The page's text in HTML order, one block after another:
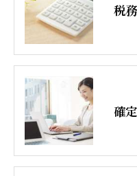
税
確